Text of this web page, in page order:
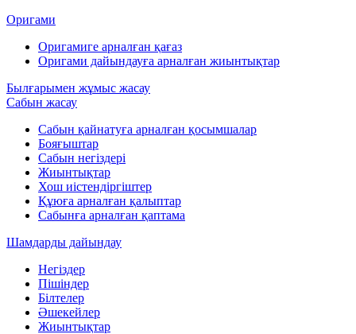
Оригами
Оригамиге арналған қағаз
Оригами дайындауға арналған жиынтықтар
Былғарымен жұмыс жасау
Сабын жасау
Сабын қайнатуға арналған қосымшалар
Бояғыштар
Сабын негіздері
Жиынтықтар
Хош иістендіргіштер
Құюға арналған қалыптар
Сабынға арналған қаптама
Шамдарды дайындау
Негіздер
Пішіндер
Білтелер
Әшекейлер
Жиынтықтар